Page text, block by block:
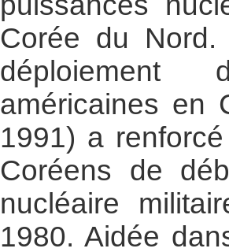
Corée du
déploiement
américaines en
1991) a
Coréens de
nucléaire
1980. Aidée